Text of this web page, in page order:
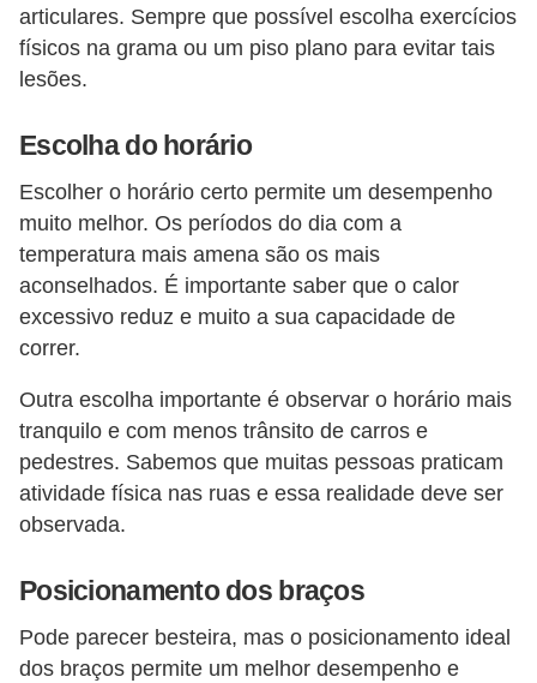
articulares. Sempre que possível escolha exercícios
físicos na grama ou um piso plano para evitar tais
lesões.
Escolha do horário
Escolher o horário certo permite um desempenho
muito melhor. Os períodos do dia com a
temperatura mais amena são os mais
aconselhados. É importante saber que o calor
excessivo reduz e muito a sua capacidade de
correr.
Outra escolha importante é observar o horário mais
tranquilo e com menos trânsito de carros e
pedestres. Sabemos que muitas pessoas praticam
atividade física nas ruas e essa realidade deve ser
observada.
Posicionamento dos braços
Pode parecer besteira, mas o posicionamento ideal
dos braços permite um melhor desempenho e